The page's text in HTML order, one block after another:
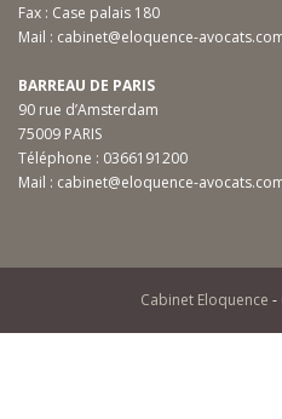
Fax : Case palais 180
Mail : cabinet@eloquence-
BARREAU DE PARIS
90 rue d’Amsterdam
75009 PARIS
Téléphone : 0366191200
Mail : cabinet@eloquence-
Cabinet Eloquence -